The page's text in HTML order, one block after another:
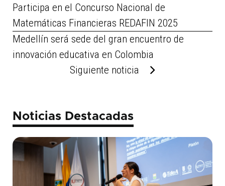
Participa en el Concurso Nacional de
Matemáticas Financieras REDAFIN 2025
Medellín será sede del gran encuentro de
innovación educativa en Colombia
Siguiente noticia
Noticias Destacadas